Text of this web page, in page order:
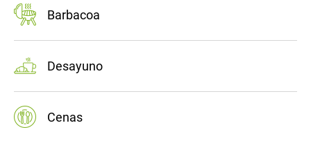
Barbacoa
Desayuno
Cenas